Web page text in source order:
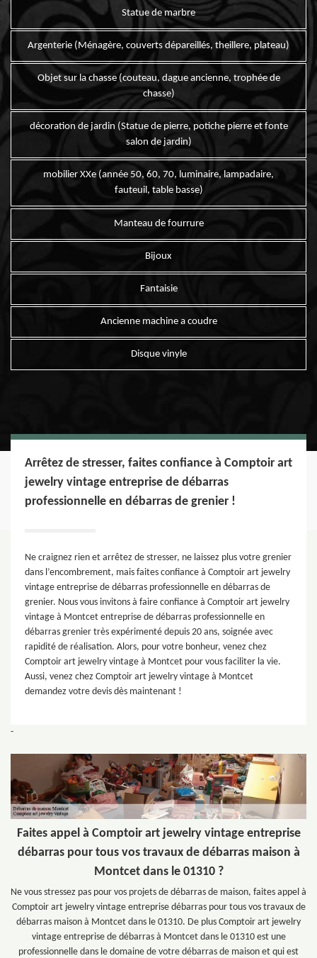
Statue de marbre
Argenterie (Ménagère, couverts dépareillés, theillere, plateau)
Objet sur la chasse (couteau, dague ancienne, trophée de
chasse)
décoration de jardin (Statue de pierre, potiche pierre et fonte
salon de jardin)
mobilier XXe (année 50, 60, 70, luminaire, lampadaire,
fauteuil, table basse)
Manteau de fourrure
Bijoux
Fantaisie
Ancienne machine a coudre
Disque vinyle
Arrêtez de stresser, faites confiance à Comptoir art
jewelry vintage entreprise de débarras
professionnelle en débarras de grenier !
Ne craignez rien et arrêtez de stresser, ne laissez plus votre grenier
dans l’encombrement, mais faites confiance à Comptoir art jewelry
vintage entreprise de débarras professionnelle en débarras de
grenier. Nous vous invitons à faire confiance à Comptoir art jewelry
vintage à Montcet entreprise de débarras professionnelle en
débarras grenier très expérimenté depuis 20 ans, soignée avec
rapidité de réalisation. Alors, pour votre bonheur, venez chez
Comptoir art jewelry vintage à Montcet pour vous faciliter la vie.
Aussi, venez chez Comptoir art jewelry vintage à Montcet
demandez votre devis dès maintenant !
-
Faites appel à Comptoir art jewelry vintage entreprise
débarras pour tous vos travaux de débarras maison à
Montcet dans le 01310 ?
Ne vous stressez pas pour vos projets de débarras de maison, faites appel à
Comptoir art jewelry vintage entreprise débarras pour tous vos travaux de
débarras maison à Montcet dans le 01310. De plus Comptoir art jewelry
vintage entreprise de débarras à Montcet dans le 01310 est une
professionnelle dans le domaine de votre débarras de maison et qui est